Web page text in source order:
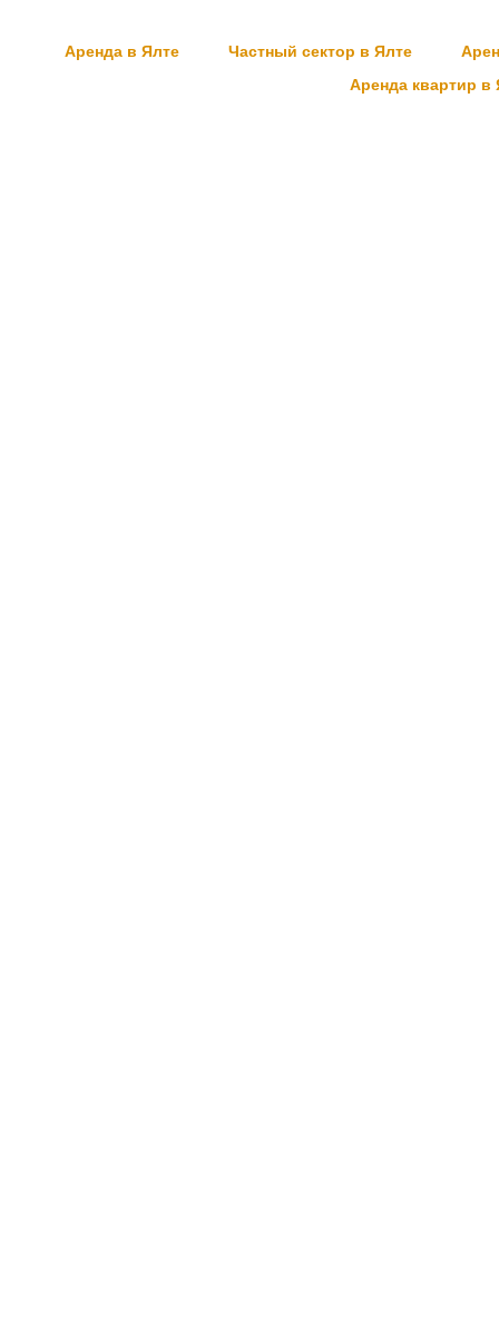
Аренда в Ялте Частный сектор в Ялте
Аренда квартир в